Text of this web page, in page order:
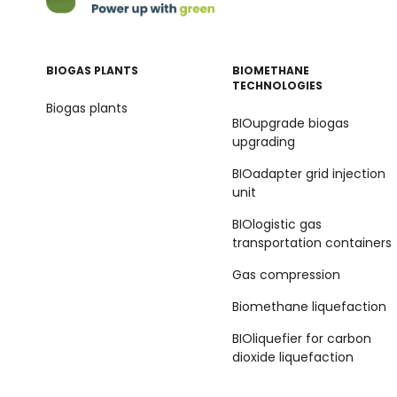
BIOGAS PLANTS
Biogas plants
BIOMETHANE
TECHNOLOGIES
BIOupgrade biogas
upgrading
BIOadapter grid injection
unit
BIOlogistic gas
transportation containers
Gas compression
Biomethane liquefaction
BIOliquefier for carbon
dioxide liquefaction